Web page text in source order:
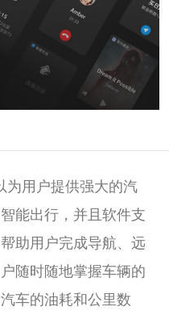
为用户提供强大的汽
能出行，并且软件支
助用户完成导航、远
随时随地掌握车辆的
车的油耗和公里数